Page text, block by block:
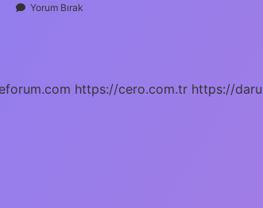
Yorum Bırak
https://cero.com.tr https://